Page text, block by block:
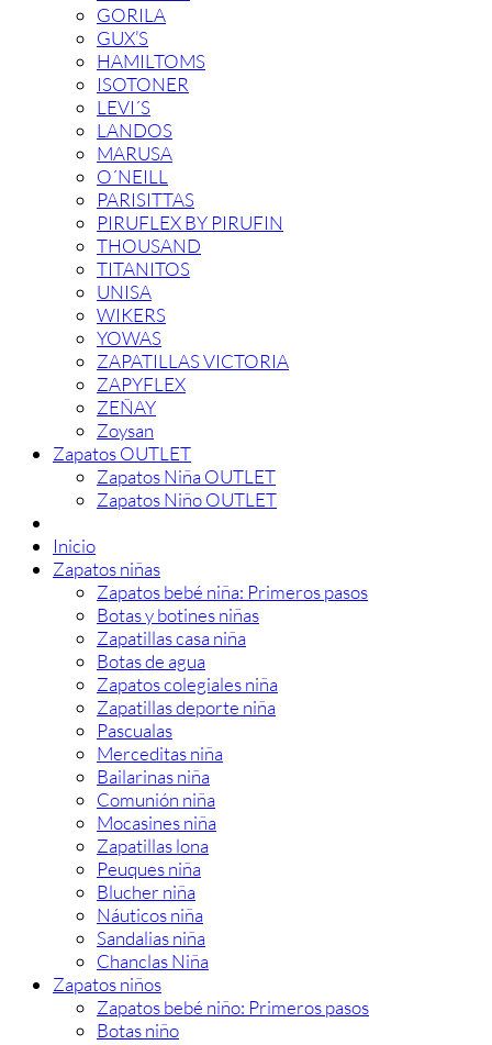
GORILA
GUX’S
HAMILTOMS
ISOTONER
LEVI´S
LANDOS
MARUSA
O´NEILL
PARISITTAS
PIRUFLEX BY PIRUFIN
THOUSAND
TITANITOS
UNISA
WIKERS
YOWAS
ZAPATILLAS VICTORIA
ZAPYFLEX
ZEÑAY
Zoysan
Zapatos OUTLET
Zapatos Niña OUTLET
Zapatos Niño OUTLET
Inicio
Zapatos niñas
Zapatos bebé niña: Primeros pasos
Botas y botines niñas
Zapatillas casa niña
Botas de agua
Zapatos colegiales niña
Zapatillas deporte niña
Pascualas
Merceditas niña
Bailarinas niña
Comunión niña
Mocasines niña
Zapatillas lona
Peuques niña
Blucher niña
Náuticos niña
Sandalias niña
Chanclas Niña
Zapatos niños
Zapatos bebé niño: Primeros pasos
Botas niño